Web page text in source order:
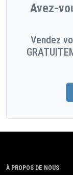
Avez-
Vendez
À PROPOS DE NOUS